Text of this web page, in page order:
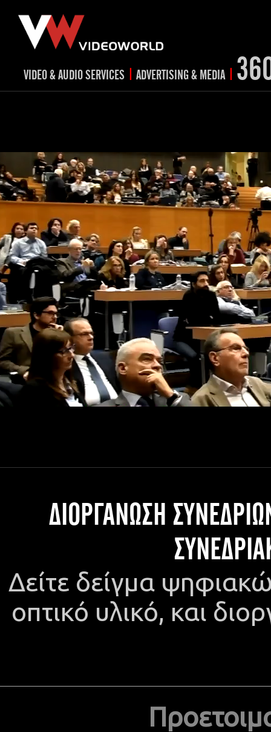
VIDEO & AUDIO SERVICES
TV spots
Corporate videos
Trailer & Σήματα εκπομπών
Cultural videos
video applications for museums,
archeological sites & exhibitions
Product presentations
Documentary
Cartoons
3D world
Events & Conference
Dissemination material
Medical & Pharmaceutical
VIDEO Projections
| ADVERTISING & MEDIA
RADIO
Social Mediavideo
Creative Prints
Outdoor advertising
Media planning & mix
Visual material
European Media
|
ΔΙΟΡΓΑΝΩΣΗ
Δείτε δείγμα
οπτικό υλικό, και